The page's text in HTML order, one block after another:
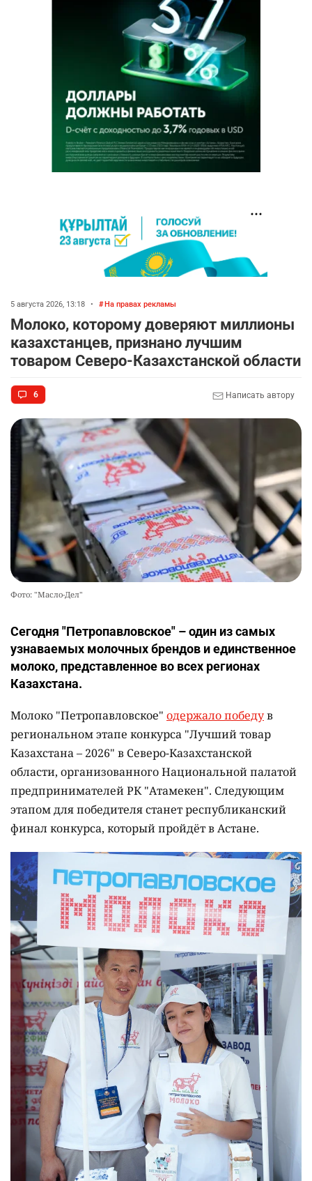
5 августа 2026, 13:18 • На правах рекламы
Молоко, которому доверяют миллионы
казахстанцев, признано лучшим
товаром Северо-Казахстанской области
6 Написать автору
Фото: "Масло-Дел"
Сегодня "Петропавловское" – один из самых
узнаваемых молочных брендов и единственное
молоко, представленное во всех регионах
Казахстана.
Молоко "Петропавловское" одержало победув
региональном этапе конкурса "Лучший товар
Казахстана – 2026" в Северо-Казахстанской
области, организованного Национальной палатой
предпринимателей РК "Атамекен". Следующим
этапом для победителя станет республиканский
финал конкурса, который пройдёт в Астане.